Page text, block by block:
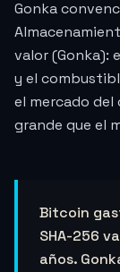
Gonka
valor (Gonka):
y el
el mercado del
grande que el
Bitcoin
SHA-256
años.